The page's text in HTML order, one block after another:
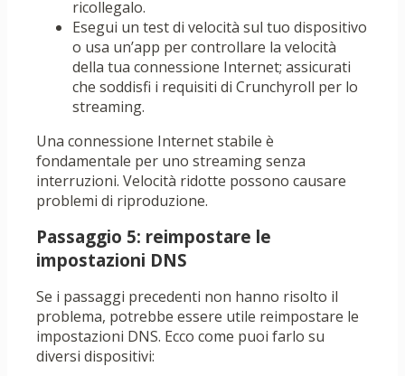
ricollegalo.
Esegui un test di velocità sul tuo dispositivo
o usa un’app per controllare la velocità
della tua connessione Internet; assicurati
che soddisfi i requisiti di Crunchyroll per lo
streaming.
Una connessione Internet stabile è
fondamentale per uno streaming senza
interruzioni. Velocità ridotte possono causare
problemi di riproduzione.
Passaggio 5: reimpostare le
impostazioni DNS
Se i passaggi precedenti non hanno risolto il
problema, potrebbe essere utile reimpostare le
impostazioni DNS. Ecco come puoi farlo su
diversi dispositivi: